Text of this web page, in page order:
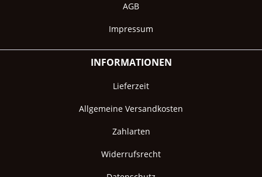
AGB
Impressum
INFORMATIONEN
Lieferzeit
Allgemeine Versandkosten
Zahlarten
Widerrufsrecht